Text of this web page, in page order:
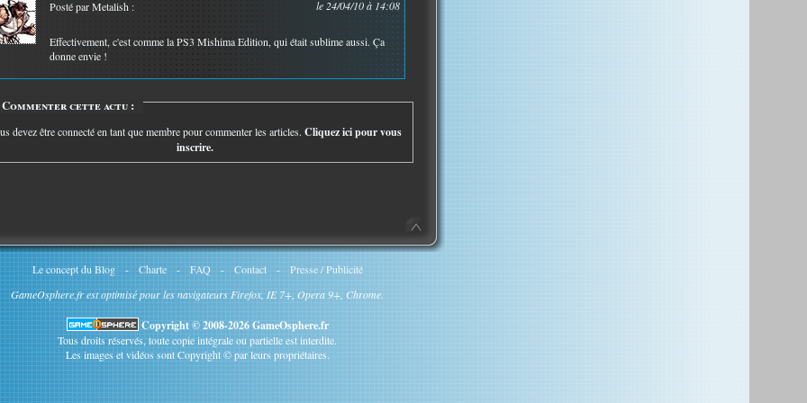
Posté par Metalish : le 24/04/10 à 14:08
Effectivement, c'est comme la PS3 Mishima Edition, qui était sublime aussi. Ça
donne envie !
Commenter cette actu :
devez être connecté en tant que membre pour commenter les articles. Cliquez ici pour vous
inscrire.
Le concept du Blog - Charte - FAQ - Contact -
Presse / Publicité
GameOsphere.fr est optimisé pour les navigateurs Firefox, IE 7+, Opera 9+, Chrome.
Copyright © 2008-2026 GameOsphere.fr
Tous droits réservés, toute copie intégrale ou partielle est interdite.
Les images et vidéos sont Copyright © par leurs propriétaires.